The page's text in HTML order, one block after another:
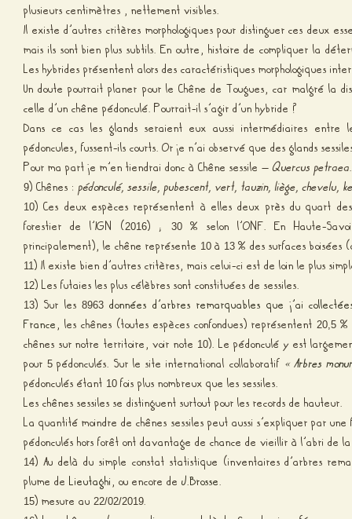
plusieurs centimètres , nettement visibles.
Il existe d’autres critères morphologiques pour distinguer ces deux
mais ils sont bien plus subtils. En outre, histoire de compliquer la
Les hybrides présentent alors des caractéristiques morphologiques
Un doute pourrait planer pour le Chêne de Tougues, car malgré la
celle d’un chêne pédonculé. Pourrait-il s’agir d’un hybride ?
Dans ce cas les glands seraient eux aussi intermédiaires entre
pédoncules, fussent-ils courts. Or je n’ai observé que des glands
Pour ma part je m’en tiendrai donc à Chêne sessile –Quercus petraea.
9) Chênes : pédonculé, sessile, pubescent, vert, tauzin, liège, chevelu,
10) Ces deux espèces représentent à elles deux près du quart
forestier de l’IGN (2016) ; 30% selon l’ONF. En Haute-
principalement), le chêne représente 10 à 13 % des surfaces
11 ) Il existe bien d’autres critères, mais celui-ci est de loin le plus
12) Les futaies les plus célèbres sont constituées de sessiles.
13) Sur les8963 données d’arbres remarquables que j’ai
France, les chênes (toutes espèces confondues) représentent20,5
chênes sur notre territoire, voir note 10). Le pédonculé y est
pour5 pédonculés. Sur le site international collaboratif « Arbres
pédonculés étant 10 fois plus nombreux que les sessiles.
Les chênes sessiles se distinguent surtout pour les records de hauteur.
La quantité moindre de chênes sessiles peut aussi s’expliquer par
pédonculés hors forêt ont davantage de chance de vieillir à l’abri de
14) Au delà du simple constat statistique (inventaires d’arbres
plume de Lieutaghi, ou encore de J.Brosse.
15) mesure au 22/02/2019.